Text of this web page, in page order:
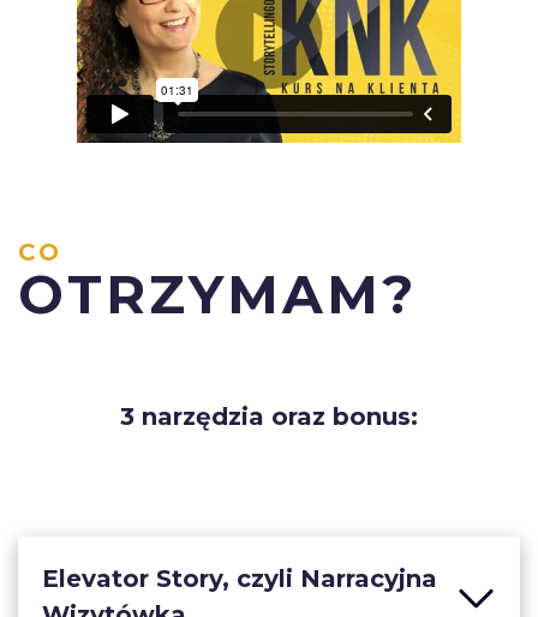
CO
OTRZYMAM?
3 narzędzia oraz bonus:
Elevator Story, czyli Narracyjna